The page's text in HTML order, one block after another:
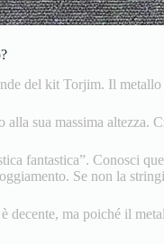
del kit Torjim. Il
alla sua massima altezza.
fantastica”. Conosci
Se non la
decente, ma poiché il